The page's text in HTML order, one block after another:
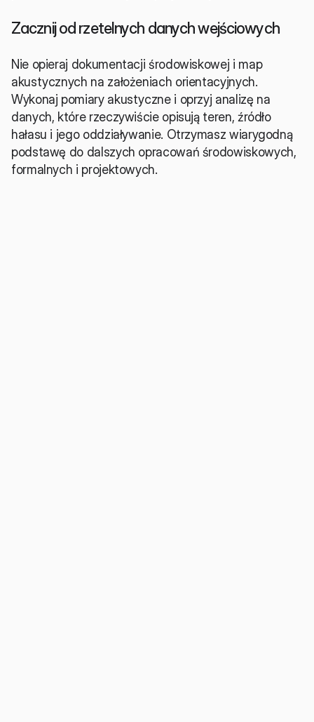
Zacznij od rzetelnych danych wejściowych
Nie opieraj dokumentacji środowiskowej i map
akustycznych na założeniach orientacyjnych.
Wykonaj pomiary akustyczne i oprzyj analizę na
danych, które rzeczywiście opisują teren, źródło
hałasu i jego oddziaływanie. Otrzymasz wiarygodną
podstawę do dalszych opracowań środowiskowych,
formalnych i projektowych.